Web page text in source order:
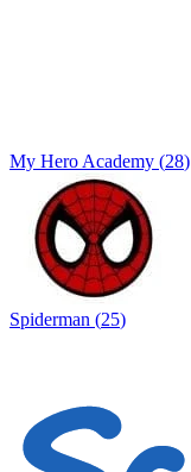
My Hero Academy (28)
Spiderman (25)